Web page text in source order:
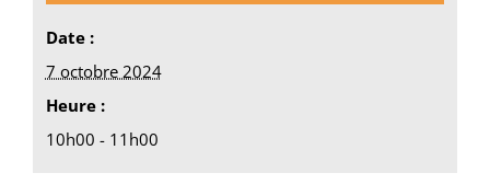
Date :
7 octobre 2024
Heure :
10h00 - 11h00